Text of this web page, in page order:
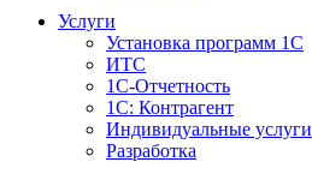
Услуги
Установка программ 1С
ИТС
1С-Отчетность
1С: Контрагент
Индивидуальные услуги
Разработка